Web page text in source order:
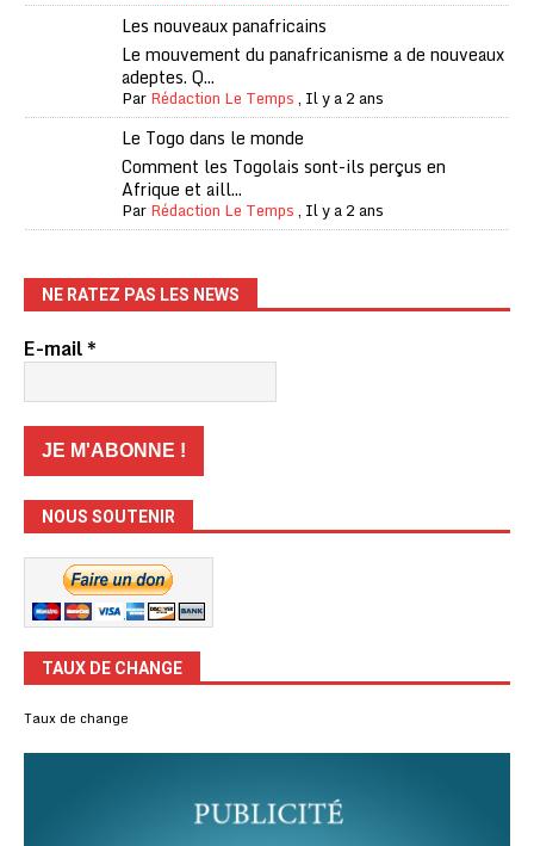
Les nouveaux panafricains
Le mouvement du panafricanisme a de nouveaux
adeptes. Q...
ParRédaction Le Temps, Il y a 2 ans
Le Togo dans le monde
Comment les Togolais sont-ils perçus en
Afrique et aill...
ParRédaction Le Temps, Il y a 2 ans
NE RATEZ PAS LES NEWS
E-mail*
NOUS SOUTENIR
TAUX DE CHANGE
Taux de change